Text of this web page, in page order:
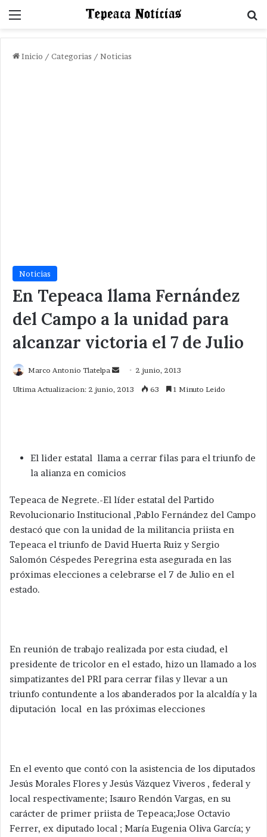
Menu
Inicio / Categorias / Noticias
Noticias
En Tepeaca llama Fernández
del Campo a la unidad para
alcanzar victoria el 7 de Julio
Marco Antonio Tlatelpa
Send 2 junio, 2013
Ultima Actualizacion: 2 junio, 2013 63 1 Minuto Leido
El lider estatal llama a cerrar filas para el triunfo de
la alianza en comicios
Tepeaca de Negrete.-El líder estatal del Partido
Revolucionario Institucional ,Pablo Fernández del Campo
destacó que con la unidad de la militancia priista en
Tepeaca el triunfo de David Huerta Ruiz y Sergio
Salomón Céspedes Peregrina esta asegurada en las
próximas elecciones a celebrarse el 7 de Julio en el
estado.
En reunión de trabajo realizada por esta ciudad, el
presidente de tricolor en el estado, hizo un llamado a los
simpatizantes del PRI para cerrar filas y llevar a un
triunfo contundente a los abanderados por la alcaldía y la
diputación local en las próximas elecciones
En el evento que contó con la asistencia de los diputados
Jesús Morales Flores y Jesús Vázquez Viveros , federal y
local respectivamente; Isauro Rendón Vargas, en su
carácter de primer priista de Tepeaca;Jose Octavio
Ferrer, ex diputado local ; María Eugenia Oliva García; y